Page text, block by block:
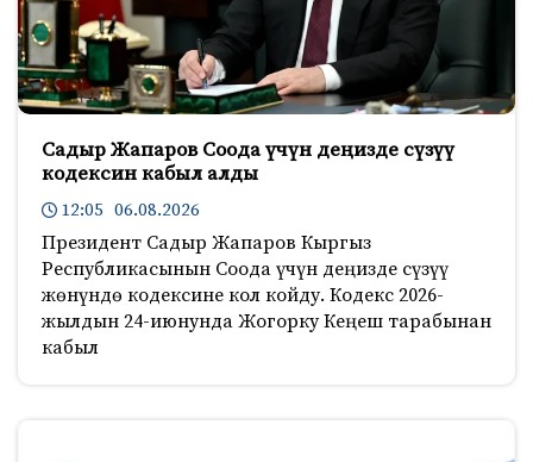
Садыр Жапаров Соода үчүн деңизде сүзүү
кодексин кабыл алды
12:05 06.08.2026
Президент Садыр Жапаров Кыргыз
Республикасынын Соода үчүн деңизде сүзүү
жөнүндө кодексине кол койду. Кодекс 2026-
жылдын 24-июнунда Жогорку Кеңеш тарабынан
кабыл